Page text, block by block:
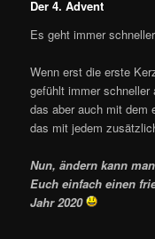
Der 4. Advent
Es geht immer
Wenn erst die erste
gefühlt immer schneller
das aber auch mit dem
das mit jedem
Nun, ändern kann
Euch einfach einen
Jahr 2020